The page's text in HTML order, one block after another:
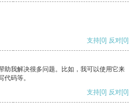
支持[0] 反对[0]
助我解决很多问题。比如，我可以使用它来
代码等。
支持[0] 反对[0]